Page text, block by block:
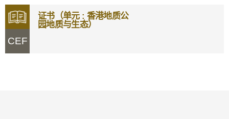
CEF
证书（单元 : 香港地质公
园地质与生态）